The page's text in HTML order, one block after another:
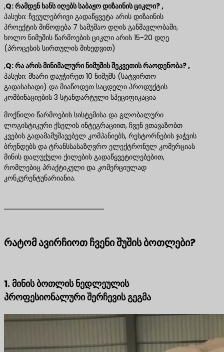
,Q: რამდენ ხანს იღებს საბაჟო დიზაინის ციკლი? ,
პასუხი: ჩვეულებრივი გადაწყვეტა არის დიზაინის
პროექტის მიწოდება 7 სამუშაო დღის განმავლობაში,
ხოლო ნიმუშის წარმოების ციკლი არის 15-20 დღე
(პროცესის სირთულის მიხედვით)
,Q: რა არის მინიმალური ნიმუშის შეკვეთის რაოდენობა? ,
პასუხი: მხარი დაუჭირეთ 10 ნიმუშს (სატვირთო
გადასახადი) და მიაწოდეთ საცდელი პროდუქტის
კომბინაციების 3 სტანდარტული სპეციფიკაცია
მოქნილი წარმოების სისტემისა და გლობალური
ლოგისტიკური ქსელის ინტეგრაციით, ჩვენ ვთავაზობთ
კვების გადამამუშავებელ კომპანიებს, რესტორნების ჯაჭვის
ბრენდებს და ტრანსსასაზღვრო ელექტრონულ კომერციას
მინის დალუქული ქილების გადაწყვეტილებებით,
რომლებიც პრაქტიკული და კომერციულად
კონკურენტუნარიანია.
რატომ ავირჩიოთ ჩვენი შუშის ბოთლები?
1. მინის ბოთლის ნედლეულის
პროფესიონალური შერჩევის გეგმა